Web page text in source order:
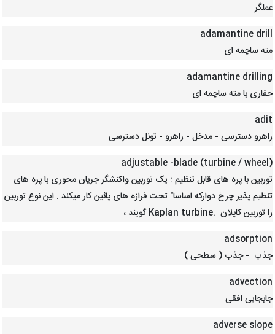
عملگر
adamantine drill
مته ساچمه ای
adamantine drilling
حفاری با مته ساچمه ای
adit
راهرو دسترسی - مدخل - راهرو - تونل دسترسی
adjustable -blade (turbine / wheel)
توربین با پره های قابل تنظیم : یک توربین واکنشگر جریان محوری با پره های
تنظیم پذیر چرخ دوارکه اساسا" تحت فرازه های پائین کار میکند . این نوع توربین
را توربین کاپلان .Kaplan turbine گویند ،
adsorption
جذب - جذب ( سطحی )
advection
جابجایی افقی
adverse slope